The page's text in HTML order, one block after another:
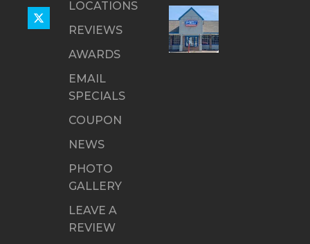
LOCATIONS
REVIEWS
AWARDS
EMAIL
SPECIALS
COUPON
NEWS
PHOTO
GALLERY
LEAVE A
REVIEW